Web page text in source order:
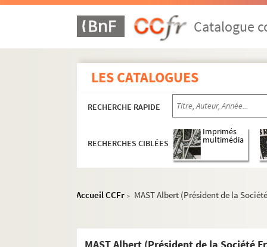
Catalogue
LES CATALOGUES
RECHERCHE RAPIDE
RECHERCHES CIBLÉES
Imprimés
multimédia
Accueil CCFr > MAST Albert (Président de la